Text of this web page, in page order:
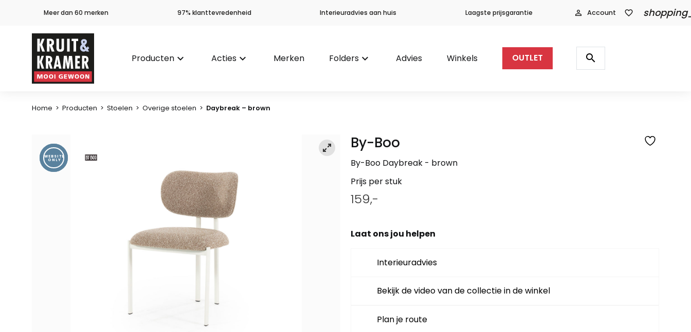
Meer dan 60 merken 97% klanttevredenheid Interieuradvies aan huis Laagste prijsgarantie person_outline Account favorite_border
Producten keyboard_arrow_down Acties keyboard_arrow_down Merken Folders keyboard_arrow_down Advies Winkels OUTLET
Producten
zoeken
search
Home > Producten > Stoelen > Overige stoelen > Daybreak – brown
WEBSITE
ONLY
By-Boo
By-Boo Daybreak - brown
Prijs per stuk
159,-
Laat ons jou helpen
Interieuradvies
Bekijk de video van de collectie in de winkel
Plan je route